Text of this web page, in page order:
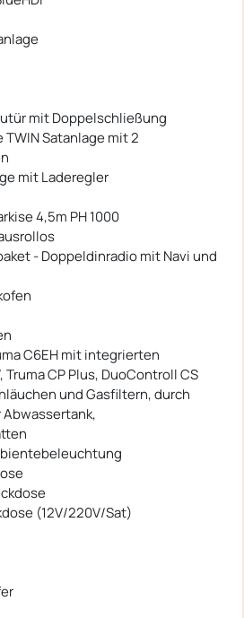
mit Doppelschließung
Satanlage mit 2
mit Laderegler
4,5m PH 1000
- Doppeldinradio mit Navi und
C6EH mit integrierten
CP Plus, DuoControll CS
und Gasfiltern, durch
(12V/220V/Sat)